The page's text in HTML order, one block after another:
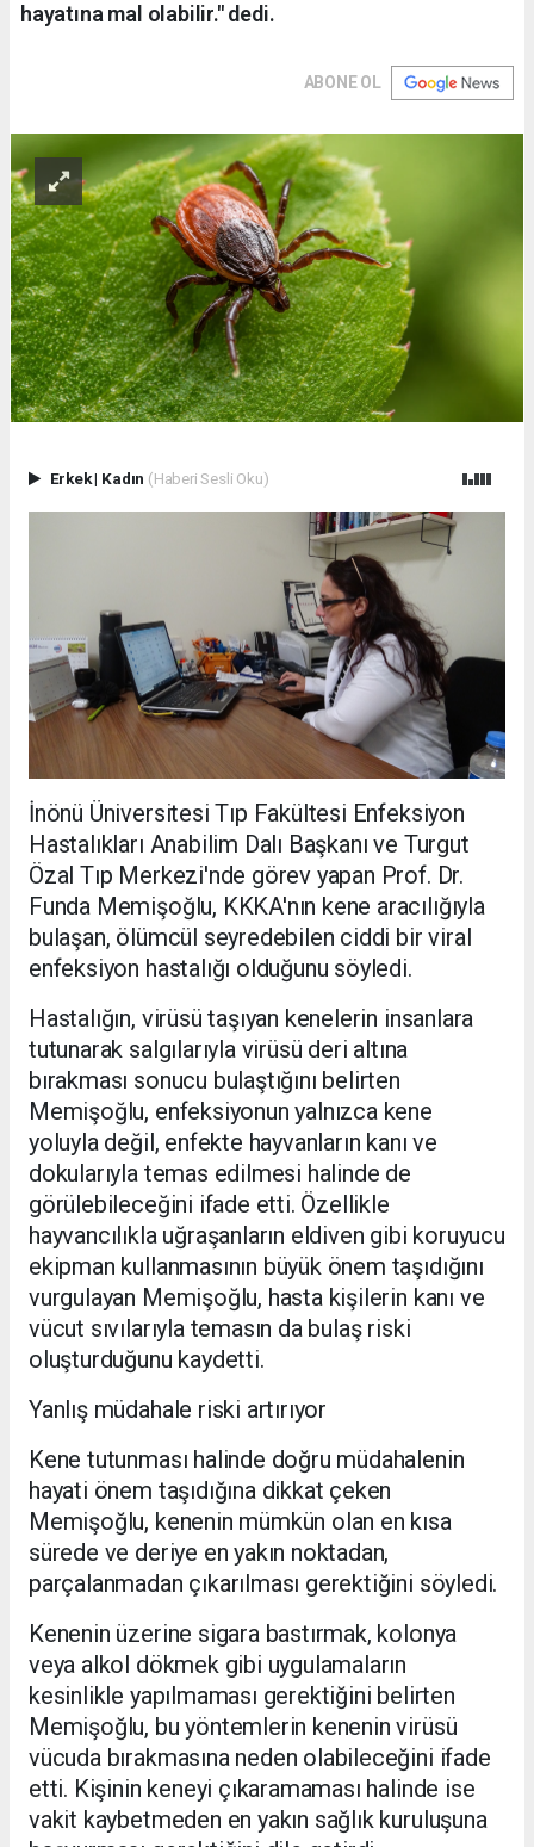
hayatına mal olabilir." dedi.
ABONE OL
Erkek| Kadın (Haberi Sesli Oku)
İnönü Üniversitesi Tıp Fakültesi Enfeksiyon
Hastalıkları Anabilim Dalı Başkanı ve Turgut
Özal Tıp Merkezi'nde görev yapan Prof. Dr.
Funda Memişoğlu, KKKA'nın kene aracılığıyla
bulaşan, ölümcül seyredebilen ciddi bir viral
enfeksiyon hastalığı olduğunu söyledi.
Hastalığın, virüsü taşıyan kenelerin insanlara
tutunarak salgılarıyla virüsü deri altına
bırakması sonucu bulaştığını belirten
Memişoğlu, enfeksiyonun yalnızca kene
yoluyla değil, enfekte hayvanların kanı ve
dokularıyla temas edilmesi halinde de
görülebileceğini ifade etti. Özellikle
hayvancılıkla uğraşanların eldiven gibi koruyucu
ekipman kullanmasının büyük önem taşıdığını
vurgulayan Memişoğlu, hasta kişilerin kanı ve
vücut sıvılarıyla temasın da bulaş riski
oluşturduğunu kaydetti.
Yanlış müdahale riski artırıyor
Kene tutunması halinde doğru müdahalenin
hayati önem taşıdığına dikkat çeken
Memişoğlu, kenenin mümkün olan en kısa
sürede ve deriye en yakın noktadan,
parçalanmadan çıkarılması gerektiğini söyledi.
Kenenin üzerine sigara bastırmak, kolonya
veya alkol dökmek gibi uygulamaların
kesinlikle yapılmaması gerektiğini belirten
Memişoğlu, bu yöntemlerin kenenin virüsü
vücuda bırakmasına neden olabileceğini ifade
etti. Kişinin keneyi çıkaramaması halinde ise
vakit kaybetmeden en yakın sağlık kuruluşuna